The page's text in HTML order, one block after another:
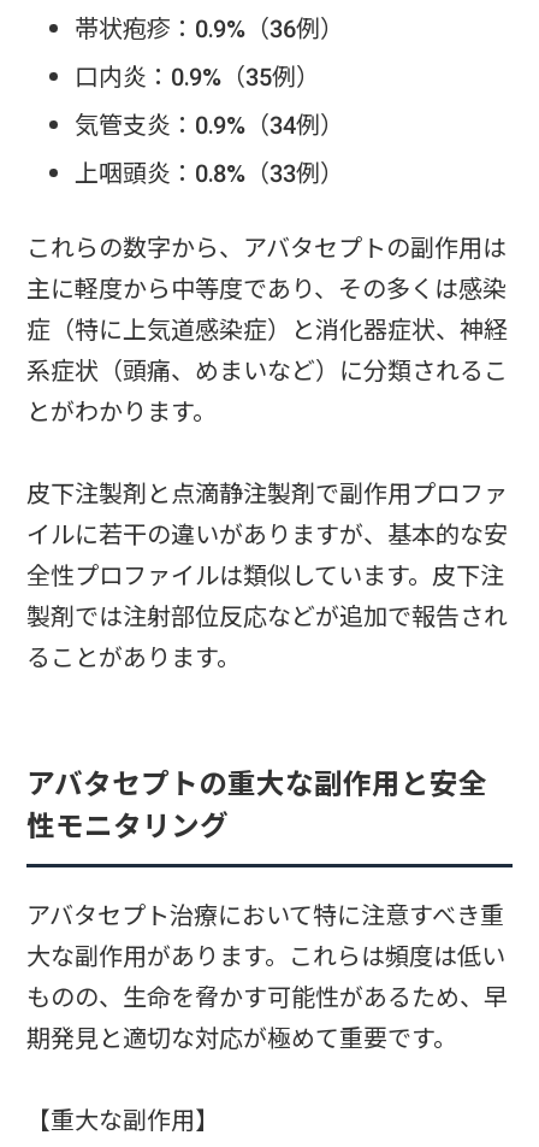
帯状疱疹：0.9%（36例）
口内炎：0.9%（35例）
気管支炎：0.9%（34例）
上咽頭炎：0.8%（33例）
これらの数字から、アバタセプトの副作用は
主に軽度から中等度であり、その多くは感染
症（特に上気道感染症）と消化器症状、神経
系症状（頭痛、めまいなど）に分類されるこ
とがわかります。
皮下注製剤と点滴静注製剤で副作用プロファ
イルに若干の違いがありますが、基本的な安
全性プロファイルは類似しています。皮下注
製剤では注射部位反応などが追加で報告され
ることがあります。
アバタセプトの重大な副作用と安全
性モニタリング
アバタセプト治療において特に注意すべき重
大な副作用があります。これらは頻度は低い
ものの、生命を脅かす可能性があるため、早
期発見と適切な対応が極めて重要です。
【重大な副作用】